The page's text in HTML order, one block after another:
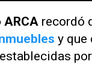
ARCA recordó
y que